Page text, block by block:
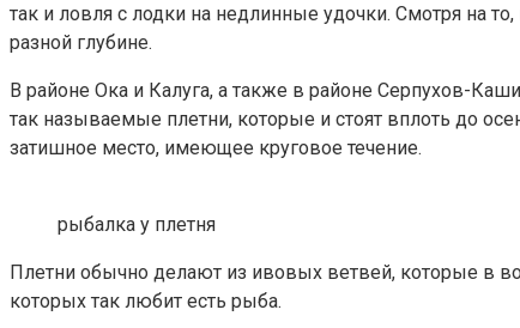
так и ловля с лодки на недлинные удочки. Смотря на
разной глубине.
В районе Ока и Калуга, а также в районе Серпухов-
так называемые плетни, которые и стоят вплоть до
затишное место, имеющее круговое течение.
рыбалка у плетня
Плетни обычно делают из ивовых ветвей, которые в
которых так любит есть рыба.